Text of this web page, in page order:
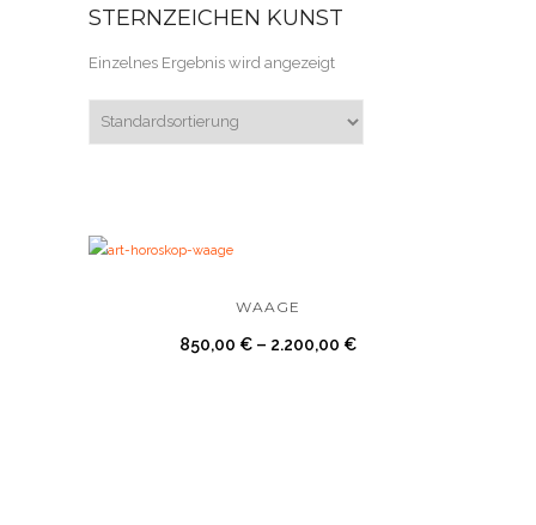
STERNZEICHEN KUNST
Einzelnes Ergebnis wird angezeigt
WAAGE
850,00 € – 2.200,00 €